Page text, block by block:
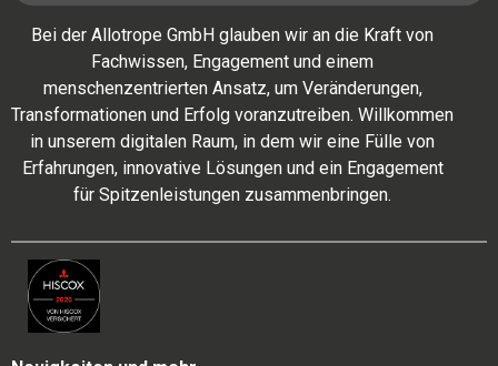
Bei der Allotrope GmbH glauben wir an die Kraft von
Fachwissen, Engagement und einem
menschenzentrierten Ansatz, um Veränderungen,
Transformationen und Erfolg voranzutreiben. Willkommen
in unserem digitalen Raum, in dem wir eine Fülle von
Erfahrungen, innovative Lösungen und ein Engagement
für Spitzenleistungen zusammenbringen.